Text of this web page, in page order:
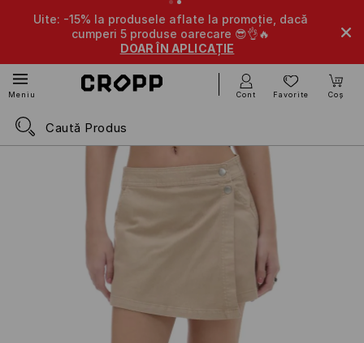
-10% la produsele
a
la produsele aflate la promoție, dacă
5 produse oarecare 😎👌🔥
DOAR ÎN APLICAȚIE
Meniu Cont Favorite Coș